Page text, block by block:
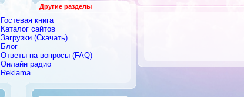
Стеклоизделия
Сантехника
Ландшафты, озеленение
Архитектура и дизайн
Другие разделы
Гостевая книга
Каталог сайтов
Загрузки (Скачать)
Блог
Ответы на вопросы (FAQ)
Онлайн радио
Reklama